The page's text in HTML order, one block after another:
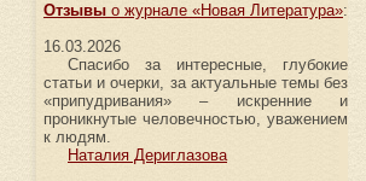
Отзывы о журнале «Новая Литература»:
16.03.2026
Спасибо за интересные, глубокие
статьи и очерки, за актуальные темы без
«припудривания» – искренние и
проникнутые человечностью, уважением
к людям.
Наталия Дериглазова